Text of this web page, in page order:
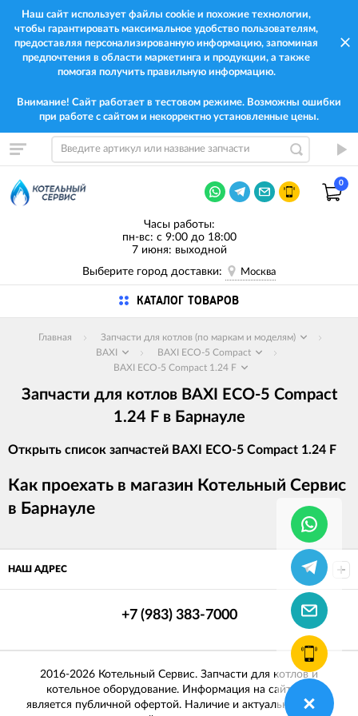
Наш сайт использует файлы cookie и похожие технологии,
чтобы гарантировать максимальное удобство пользователям,
предоставляя персонализированную информацию, запоминая
предпочтения в области маркетинга и продукции, а также
помогая получить правильную информацию.
Внимание! Сайт работает в тестовом режиме. Возможны ошибки
при работе с сайтом и некорректно установленные цены.
0
Часы работы:
пн-вс: с 9:00 до 18:00
7 июня: выходной
Выберите город доставки:
Москва
КАТАЛОГ ТОВАРОВ
Главная
Запчасти для котлов (по маркам и моделям)
BAXI
BAXI ECO-5 Compact
BAXI ECO-5 Compact 1.24 F
Запчасти для котлов BAXI ECO-5 Compact
1.24 F в Барнауле
Открыть список запчастей BAXI ECO-5 Compact 1.24 F
Как проехать в магазин Котельный Сервис
в Барнауле
НАШ АДРЕС
+7 (983) 383-7000
2016-2026 Котельный Сервис. Запчасти для котлов и
котельное оборудование. Информация на сайте не
является публичной офертой. Наличие и актуальные цены